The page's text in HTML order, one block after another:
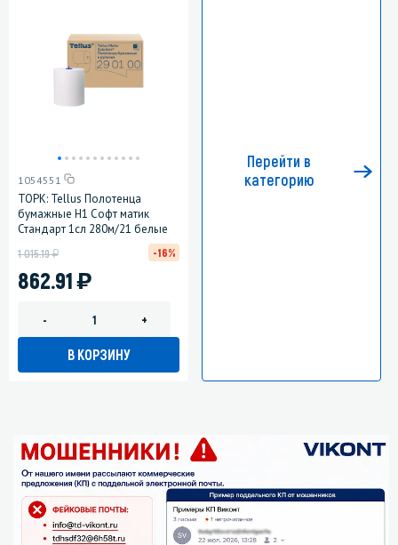
1054551
ТОРК: Tellus Полотенца
бумажные H1 Софт матик
Стандарт 1сл 280м/21 белые
862.91)
1 015.19у -16%
- +
В КОРЗИНУ
Перейти в
категорию